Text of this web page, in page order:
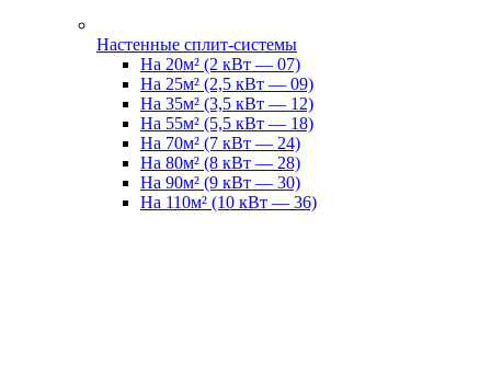
Настенные сплит-системы
На 20м² (2 кВт — 07)
На 25м² (2,5 кВт — 09)
На 35м² (3,5 кВт — 12)
На 55м² (5,5 кВт — 18)
На 70м² (7 кВт — 24)
На 80м² (8 кВт — 28)
На 90м² (9 кВт — 30)
На 110м² (10 кВт — 36)